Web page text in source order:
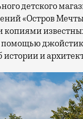
детского
«Остров
помощью
и